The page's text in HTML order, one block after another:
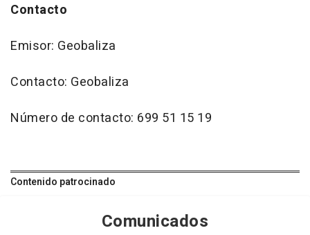
Contacto
Emisor: Geobaliza
Contacto: Geobaliza
Número de contacto: 699 51 15 19
Contenido patrocinado
Comunicados